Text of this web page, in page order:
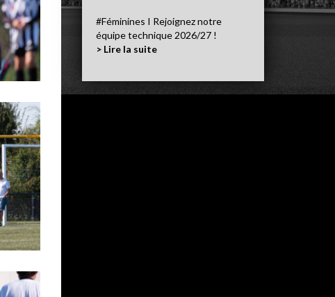
#Féminines I Rejoignez notre
équipe technique 2026/27 !
> Lire la suite